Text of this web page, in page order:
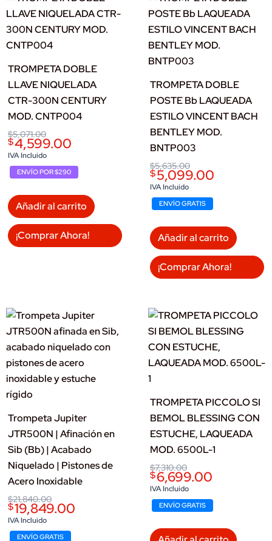
TROMPETA DOBLE
LLAVE NIQUELADA
CTR-300N CENTURY
MOD. CNTP004
$5,071.00
Original
price
was:
$5,071.00.
$4,599.00
Current
price
is:
$4,599.00.
IVA Incluido
ENVÍO POR $290
Añadir al carrito
¡Comprar Ahora!
TROMPETA DOBLE
POSTE Bb LAQUEADA
ESTILO VINCENT BACH
BENTLEY MOD.
BNTP003
$5,635.00
Original
price
was:
$5,635.00.
$5,099.00
Current
price
is:
$5,099.00.
IVA Incluido
ENVÍO GRATIS
Añadir al carrito
¡Comprar Ahora!
Trompeta Jupiter
JTR500N | Afinación en
Sib (Bb) | Acabado
Niquelado | Pistones de
Acero Inoxidable
$21,840.00
Original
price
was:
$21,840.00.
$19,849.00
Current
price
is:
$19,849.00.
IVA Incluido
ENVÍO GRATIS
TROMPETA PICCOLO SI
BEMOL BLESSING CON
ESTUCHE, LAQUEADA
MOD. 6500L-1
$7,310.00
Original
price
was:
$7,310.00.
$6,699.00
Current
price
is:
$6,699.00.
IVA Incluido
ENVÍO GRATIS